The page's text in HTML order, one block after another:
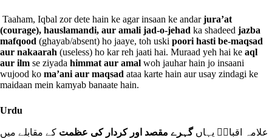
Taaham, Iqbal zor dete hain ke agar insaan ke andarjura’at
(courage), hauslamandi, aur amali jad-o-jehad ka shadeed jazba
mafqood (ghayab/absent) ho jaaye, toh uski poori hasti be-maqsad
aur nakaarah (useless) ho kar reh jaati hai. Muraad yeh hai ke aql
aur ilm se ziyada himmat aur amal woh jauhar hain jo insaani
wujood ko ma’ani aur maqsad ataa karte hain aur usay zindagi ke
maidaan mein kamyab banaate hain.
Urdu
علامہ اقبالؒ یہاںگہرے مقصد اور کردار کی عظمت کے مقابلے میں